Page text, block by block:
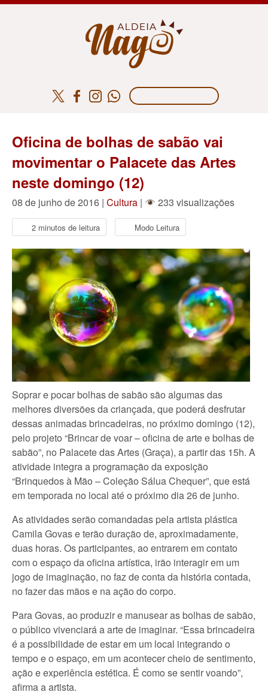
Oficina de bolhas de sabão vai
movimentar o Palacete das Artes
neste domingo (12)
08 de junho de 2016 | Cultura | 233 visualizações
2 minutos de leitura Modo Leitura
Soprar e pocar bolhas de sabão são algumas das
melhores diversões da criançada, que poderá desfrutar
dessas animadas brincadeiras, no próximo domingo (12),
pelo projeto “Brincar de voar – oficina de arte e bolhas de
sabão”, no Palacete das Artes (Graça), a partir das 15h. A
atividade integra a programação da exposição
“Brinquedos à Mão – Coleção Sálua Chequer”, que está
em temporada no local até o próximo dia 26 de junho.
As atividades serão comandadas pela artista plástica
Camila Govas e terão duração de, aproximadamente,
duas horas. Os participantes, ao entrarem em contato
com o espaço da oficina artística, irão interagir em um
jogo de imaginação, no faz de conta da história contada,
no fazer das mãos e na ação do corpo.
Para Govas, ao produzir e manusear as bolhas de sabão,
o público vivenciará a arte de imaginar. “Essa brincadeira
é a possibilidade de estar em um local integrando o
tempo e o espaço, em um acontecer cheio de sentimento,
ação e experiência estética. É como se sentir voando”,
afirma a artista.